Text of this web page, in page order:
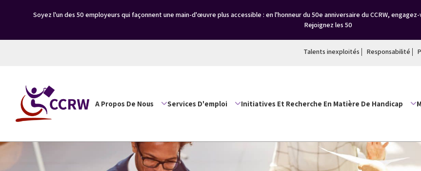
Soyez l'un des 50 employeurs qui façonnent une main-d'œuvre plus accessible : en l'honneur du 50e anniversaire du CCRW,
Rejoignez les 50
Talents inexploités Responsabilité
A Propos De Nous Services D'emploi Initiatives Et Recherche En Matière De Handicap